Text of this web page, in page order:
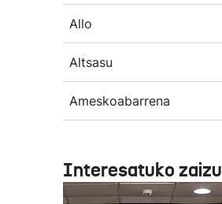
Allo
Altsasu
Ameskoabarrena
Interesatuko zaizu